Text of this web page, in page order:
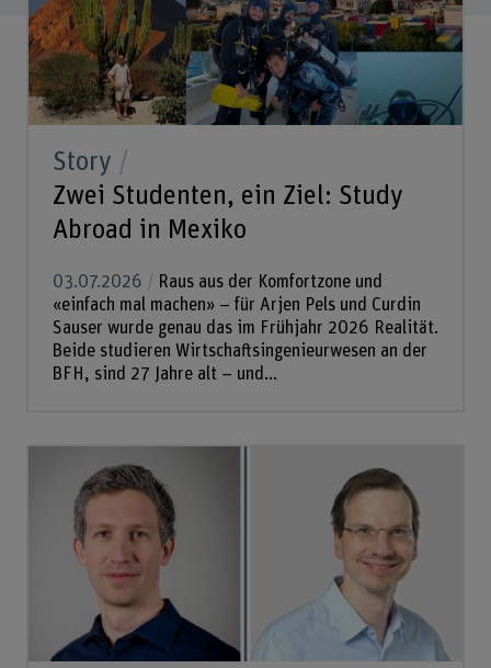
Story
Zwei Studenten, ein Ziel: Study
Abroad in Mexiko
03.07.2026
Raus aus der Komfortzone und
«einfach mal machen» – für Arjen Pels und Curdin
Sauser wurde genau das im Frühjahr 2026 Realität.
Beide studieren Wirtschaftsingenieurwesen an der
BFH, sind 27 Jahre alt – und...